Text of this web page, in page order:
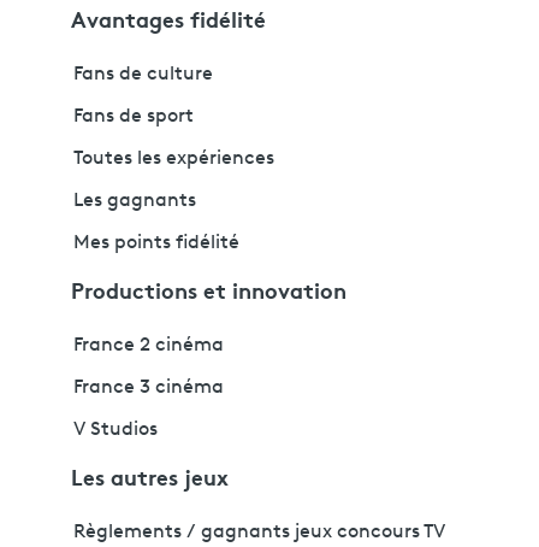
Avantages fidélité
Fans de culture
Fans de sport
Toutes les expériences
Les gagnants
Mes points fidélité
Productions et innovation
France 2 cinéma
France 3 cinéma
V Studios
Les autres jeux
Règlements / gagnants jeux concours TV